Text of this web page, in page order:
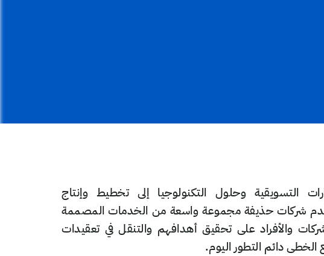
التسويقية وحلول التكنولوجيا إلى تخطيط وإنتاج
شركات حذيفة مجموعة واسعة من الخدمات المصممة
والأفراد على تحقيق أهدافهم والتنقل في تعقيدات
دائم التطور اليوم.